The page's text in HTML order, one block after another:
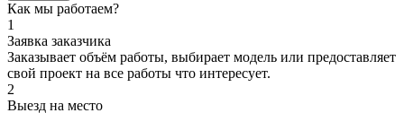
Как мы работаем?
1
Заявка заказчика
Заказывает объём работы, выбирает модель или предоставляет
свой проект на все работы что интересует.
2
Выезд на место